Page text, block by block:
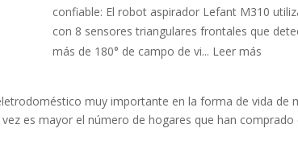
confiable: El robot aspirador Lefant M310
con 8 sensores triangulares frontales que
más de 180° de campo de vi... Leer más
muy importante en la forma de vida de
es mayor el número de hogares que han